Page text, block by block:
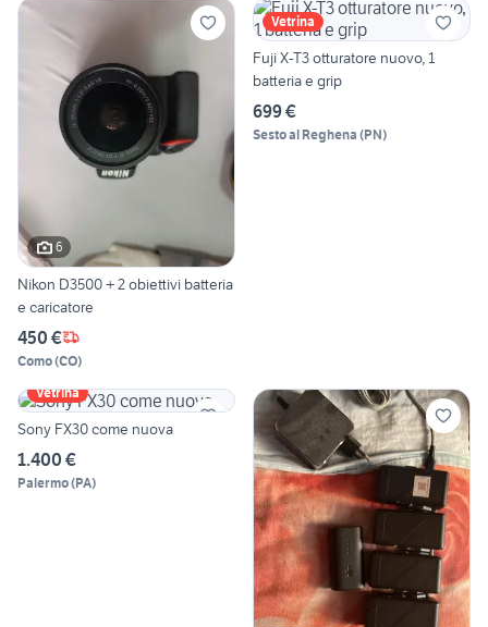
6
Nikon D3500 + 2 obiettivi batteria
e caricatore
450 €
Como(CO)
Vetrina
Fuji X-T3 otturatore nuovo, 1
batteria e grip
699 €
Sesto al Reghena (PN)
Vetrina
Sony FX30 come nuova
1.400 €
Palermo(PA)